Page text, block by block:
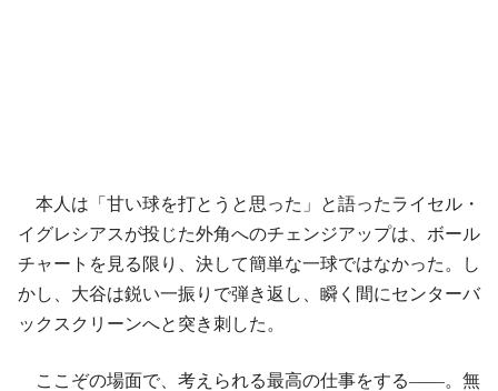
本人は「甘い球を打とうと思った」と語ったライセル・
イグレシアスが投じた外角へのチェンジアップは、ボール
チャートを見る限り、決して簡単な一球ではなかった。し
かし、大谷は鋭い一振りで弾き返し、瞬く間にセンターバ
ックスクリーンへと突き刺した。
ここぞの場面で、考えられる最高の仕事をする――。無